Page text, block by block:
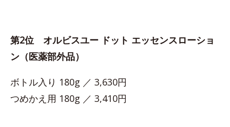
第2位 オルビスユー ドット エッセンスローショ
ン（医薬部外品）
ボトル入り 180g ／ 3,630円
つめかえ用 180g ／ 3,410円